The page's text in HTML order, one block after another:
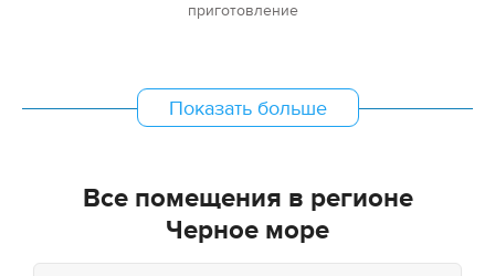
приготовление
Показать больше
Все помещения в регионе
Черное море